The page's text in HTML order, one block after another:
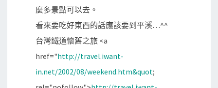
麼多景點可以去。
看來要吃好東西的話應該要到平溪…^^
台灣鐵道懷舊之旅 <a
href="http://travel.iwant-
in.net/2002/08/weekend.htm&quot;